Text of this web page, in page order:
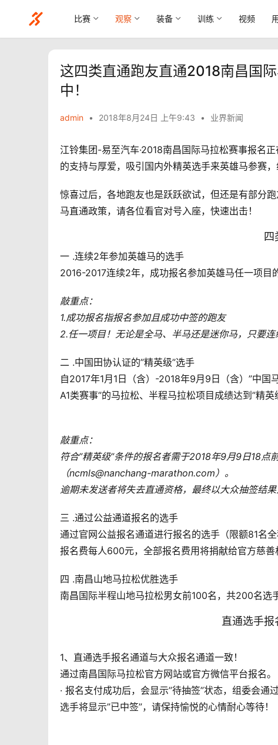
比赛 观察 装备 训练 视频
这四类直通跑友直通2018南昌国
中！
admin • 2018年8月24日 上午9:43 • 业界新闻
江铃集团-易至汽车·2018南昌国际马拉松赛事报名正
的支持与厚爱，吸引国内外精英选手来英雄马参赛
惊喜过后，各地跑友也是跃跃欲试，但还是有部分
马直通政策，请各位看官对号入座，快速出击！
一 .连续2年参加英雄马的选手
2016-2017连续2年，成功报名参加英雄马任一项目
敲重点：
1.成功报名指报名参加且成功中签的跑友
2.任一项目！无论是全马、半马还是迷你马，只要连
二 .中国田协认证的”精英级”选手
自2017年1月1日（含）-2018年9月9日（含）”中国
A1类赛事”的马拉松、半程马拉松项目成绩达到”精
敲重点：
符合”精英级”条件的报名者需于2018年9月9日18
（ncmls@nanchang-marathon.com）。
逾期未发送者将失去直通资格，最终以大众抽签结果
三 .通过公益通道报名的选手
通过官网公益报名通道进行报名的选手（限额81名
报名费每人600元，全部报名费用将捐献给官方慈善
四 .南昌山地马拉松优胜选手
南昌国际半程山地马拉松男女前100名，共200名选手
直通选手
1、直通选手报名通道与大众报名通道一致！
通过南昌国际马拉松官方网站或官方微信平台报名。
· 报名支付成功后，会显示”待抽签”状态，组委会
选手将显示”已中签”，请保持愉悦的心情耐心等待！